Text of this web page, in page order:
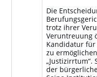
Die
trotz ihrer
Veruntreuung
Kandidatur für
zu
„Justizirrtum“.
der